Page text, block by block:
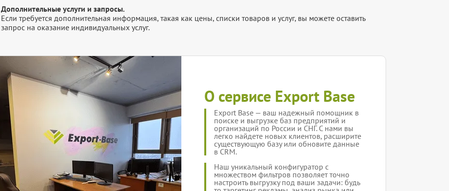
Дополнительные услуги и запросы.
Если требуется дополнительная информация, такая как цены, списки товаров и услуг, вы можете оставить
запрос на оказание индивидуальных услуг.
О сервисе Export Base
Export Base — ваш надежный помощник в
поиске и выгрузке баз предприятий и
организаций по России и СНГ. С нами вы
легко найдете новых клиентов, расширите
существующую базу или обновите данные
в CRM.
Наш уникальный конфигуратор с
множеством фильтров позволяет точно
настроить выгрузку под ваши задачи: будь